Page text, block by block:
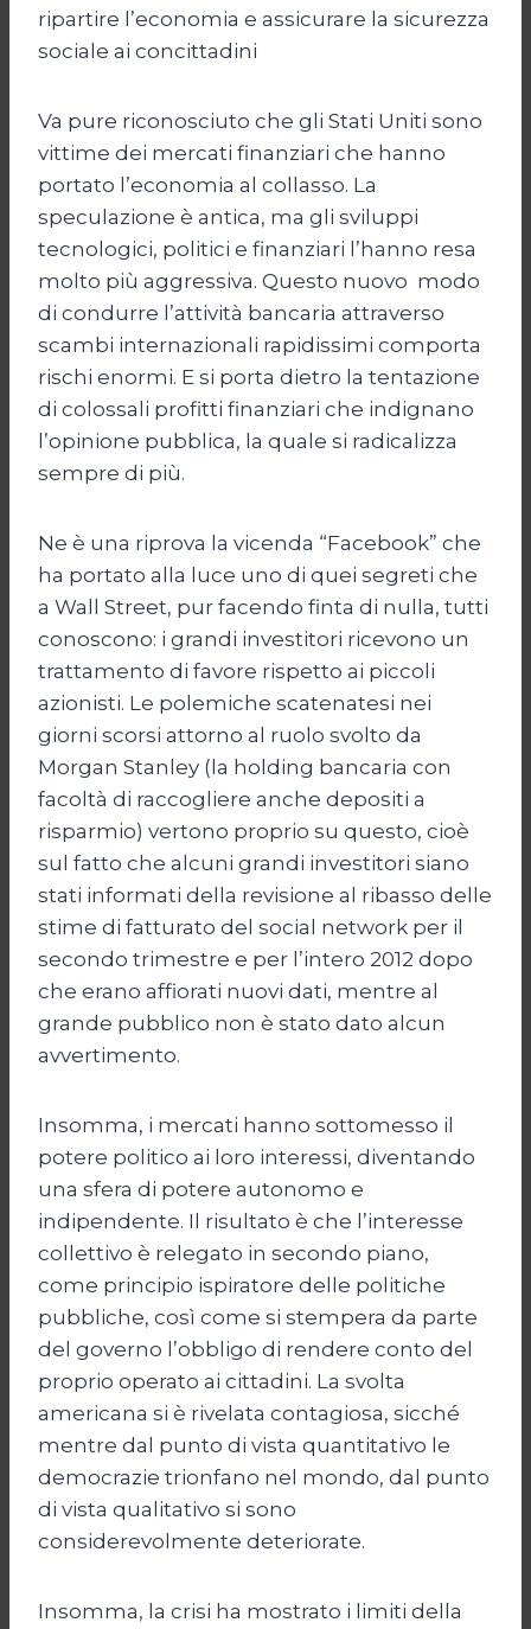
ripartire l’economia e assicurare la sicurezza
sociale ai concittadini
Va pure riconosciuto che gli Stati Uniti sono
vittime dei mercati finanziari che hanno
portato l’economia al collasso. La
speculazione è antica, ma gli sviluppi
tecnologici, politici e finanziari l’hanno resa
molto più aggressiva. Questo nuovo modo
di condurre l’attività bancaria attraverso
scambi internazionali rapidissimi comporta
rischi enormi. E si porta dietro la tentazione
di colossali profitti finanziari che indignano
l’opinione pubblica, la quale si radicalizza
sempre di più.
Ne è una riprova la vicenda “Facebook” che
ha portato alla luce uno di quei segreti che
a Wall Street, pur facendo finta di nulla, tutti
conoscono: i grandi investitori ricevono un
trattamento di favore rispetto ai piccoli
azionisti. Le polemiche scatenatesi nei
giorni scorsi attorno al ruolo svolto da
Morgan Stanley (la holding bancaria con
facoltà di raccogliere anche depositi a
risparmio) vertono proprio su questo, cioè
sul fatto che alcuni grandi investitori siano
stati informati della revisione al ribasso delle
stime di fatturato del social network per il
secondo trimestre e per l’intero 2012 dopo
che erano affiorati nuovi dati, mentre al
grande pubblico non è stato dato alcun
avvertimento.
Insomma, i mercati hanno sottomesso il
potere politico ai loro interessi, diventando
una sfera di potere autonomo e
indipendente. Il risultato è che l’interesse
collettivo è relegato in secondo piano,
come principio ispiratore delle politiche
pubbliche, così come si stempera da parte
del governo l’obbligo di rendere conto del
proprio operato ai cittadini. La svolta
americana si è rivelata contagiosa, sicché
mentre dal punto di vista quantitativo le
democrazie trionfano nel mondo, dal punto
di vista qualitativo si sono
considerevolmente deteriorate.
Insomma, la crisi ha mostrato i limiti della